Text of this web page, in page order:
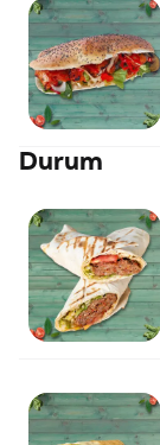
Durum